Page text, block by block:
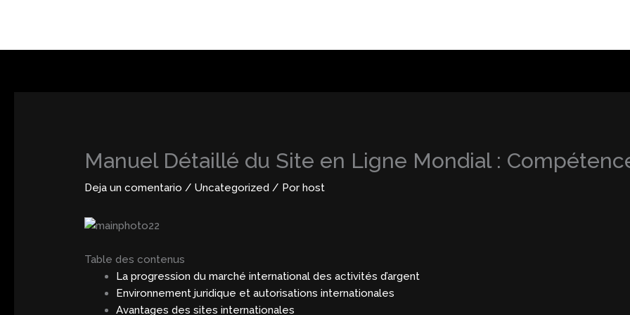
Manuel Détaillé du Site en Ligne Mondial :
Deja un comentario /Uncategorized / Porhost
Table des contenus
La progression du marché international des activités d’argent
Environnement juridique et autorisations internationales
Avantages des sites internationales